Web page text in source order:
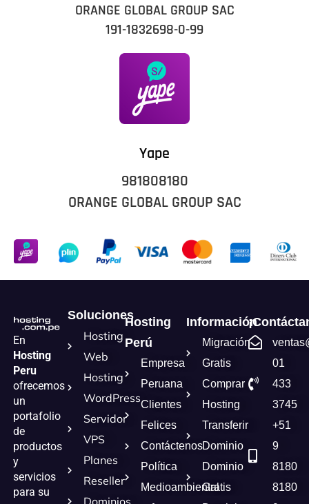
ORANGE GLOBAL GROUP SAC
191-1832698-0-99
Yape
981808180
ORANGE GLOBAL GROUP SAC
En
Hosting
Peru
ofrecemos
un
portafolio
de
productos
y
servicios
para su
Soluciones
Hosting
Web
Hosting
WordPress
Servidor
VPS
Planes
Reseller
Dominios
Hosting
Perú
Empresa
Peruana
Clientes
Felices
Contáctenos
Política
Medioambiental
Información
Migración
Gratis
Comprar
Hosting
Transferir
Dominio
Dominio
Gratis
01
433
3745
+51
9
8180
8180